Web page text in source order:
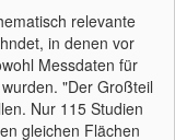
relevante
in denen vor
Messdaten für
"Der Großteil
Nur 115 Studien
gleichen Flächen